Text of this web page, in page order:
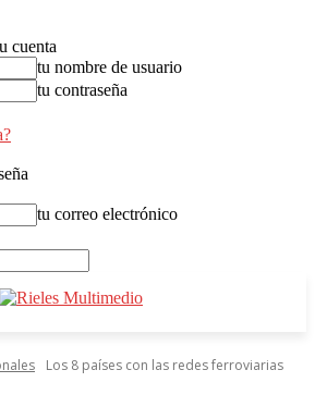
cuenta
tu nombre de usuario
tu contraseña
tu correo electrónico
Los 8 países con las redes ferroviarias